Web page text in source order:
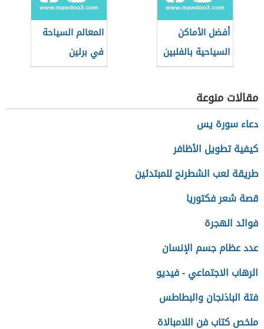
أفضل الأماكن
السياحية بالفلبين
المعالم السياحة
في برلين
مقالات منوعة
دعاء سورة يس
كيفية تطويل الأظافر
طريقة لعب الشطرنج للمبتدئين
قصة شعر فكتوريا
فوائد الهجرة
عدد عظام جسم الإنسان
الرهاب الاجتماعي - فيديو
فتة الباذنجان والبطاطس
ملخص كتاب فن اللامبالاة